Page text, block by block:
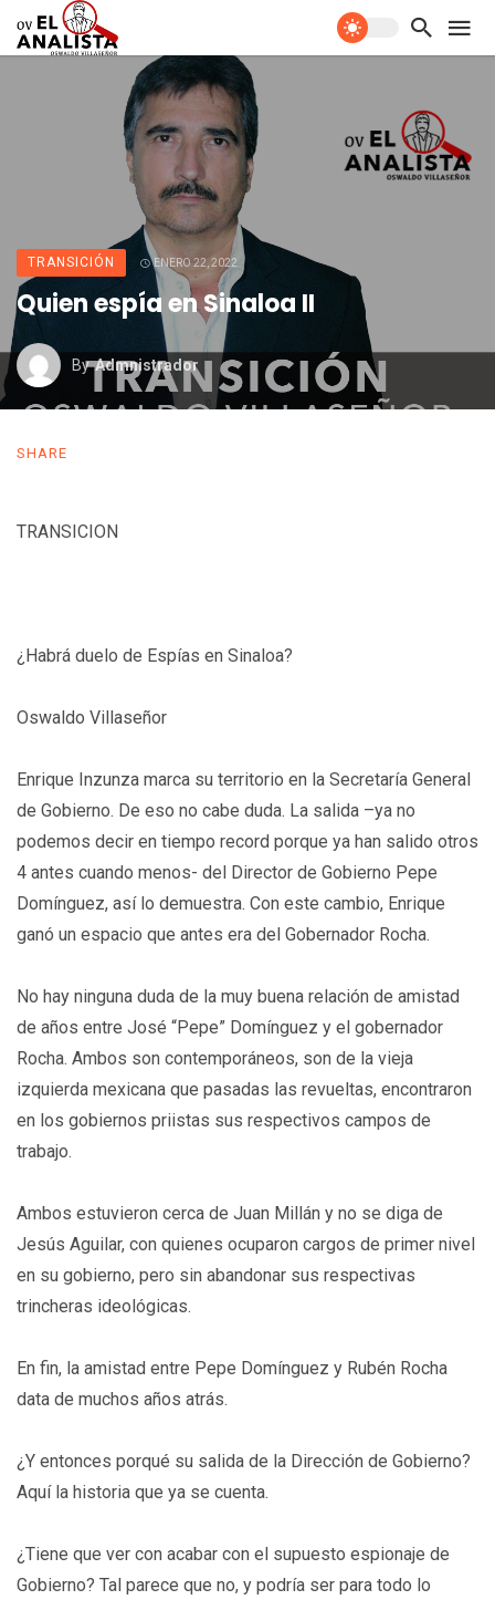
TRANSICIÓN ENERO 22, 2022
Quien espía en Sinaloa II
By Admnistrador
SHARE
TRANSICION
¿Habrá duelo de Espías en Sinaloa?
Oswaldo Villaseñor
Enrique Inzunza marca su territorio en la Secretaría General
de Gobierno. De eso no cabe duda. La salida –ya no
podemos decir en tiempo record porque ya han salido otros
4 antes cuando menos- del Director de Gobierno Pepe
Domínguez, así lo demuestra. Con este cambio, Enrique
ganó un espacio que antes era del Gobernador Rocha.
No hay ninguna duda de la muy buena relación de amistad
de años entre José “Pepe” Domínguez y el gobernador
Rocha. Ambos son contemporáneos, son de la vieja
izquierda mexicana que pasadas las revueltas, encontraron
en los gobiernos priistas sus respectivos campos de
trabajo.
Ambos estuvieron cerca de Juan Millán y no se diga de
Jesús Aguilar, con quienes ocuparon cargos de primer nivel
en su gobierno, pero sin abandonar sus respectivas
trincheras ideológicas.
En fin, la amistad entre Pepe Domínguez y Rubén Rocha
data de muchos años atrás.
¿Y entonces porqué su salida de la Dirección de Gobierno?
Aquí la historia que ya se cuenta.
¿Tiene que ver con acabar con el supuesto espionaje de
Gobierno? Tal parece que no, y podría ser para todo lo